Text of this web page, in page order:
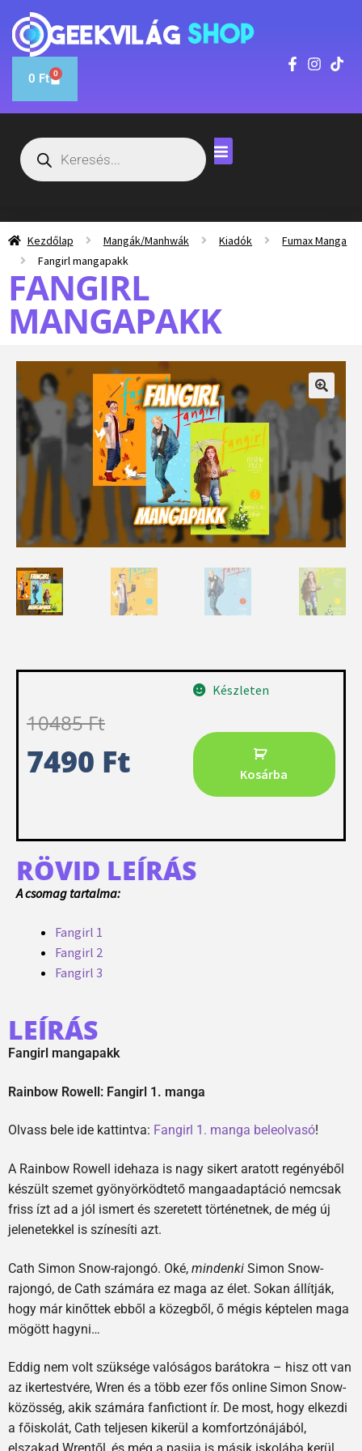
0 Ft 0
Kezdőlap Mangák/Manhwák Kiadók
Fumax Manga
Fangirl mangapakk
FANGIRL
MANGAPAKK
10485Ft
7490 Ft
Készleten
Kosárba
RÖVID LEÍRÁS
A csomag tartalma:
Fangirl 1
Fangirl 2
Fangirl 3
LEÍRÁS
Fangirl mangapakk
Rainbow Rowell: Fangirl 1. manga
Olvass bele ide kattintva: Fangirl 1. manga beleolvasó!
A Rainbow Rowell idehaza is nagy sikert aratott regényéből
készült szemet gyönyörködtető mangaadaptáció nemcsak
friss ízt ad a jól ismert és szeretett történetnek, de még új
jelenetekkel is színesíti azt.
Cath Simon Snow-rajongó. Oké, mindenki Simon Snow-
rajongó, de Cath számára ez maga az élet. Sokan állítják,
hogy már kinőttek ebből a közegből, ő mégis képtelen maga
mögött hagyni…
Eddig nem volt szüksége valóságos barátokra – hisz ott van
az ikertestvére, Wren és a több ezer fős online Simon Snow-
közösség, akik számára fanfictiont ír. De most, hogy elkezdi
a főiskolát, Cath teljesen kikerül a komfortzónájából,